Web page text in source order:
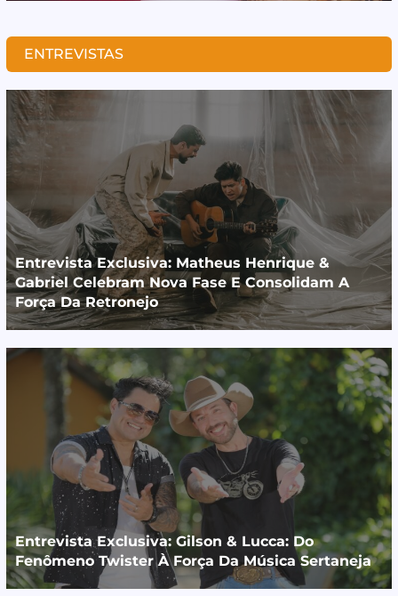
ENTREVISTAS
Entrevista Exclusiva: Matheus Henrique &
Gabriel Celebram Nova Fase E Consolidam A
Força Da Retronejo
Entrevista Exclusiva: Gilson & Lucca: Do
Fenômeno Twister À Força Da Música Sertaneja